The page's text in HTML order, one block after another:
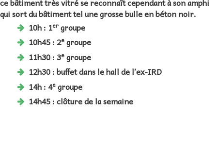
ce bâtiment très vitré se reconnaît cependant à son amphi
qui sort du bâtiment tel une grosse bulle en béton noir.
10h : 1ergroupe
10h45 : 2egroupe
11h30 : 3egroupe
12h30 :buffetdans le hall de l’ex-IRD
14h : 4egroupe
14h45 :clôture de la semaine